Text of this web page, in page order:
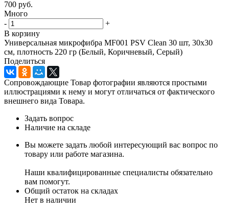
700 руб.
Много
-
+
В корзину
Универсальная микрофибра MF001 PSV Clean 30 шт, 30х30
см, плотность 220 гр (Белый, Коричневый, Серый)
Поделиться
Сопровождающие Товар фотографии являются простыми
иллюстрациями к нему и могут отличаться от фактического
внешнего вида Товара.
Задать вопрос
Наличие на складе
Вы можете задать любой интересующий вас вопрос по
товару или работе магазина.
Наши квалифицированные специалисты обязательно
вам помогут.
Общий остаток на складах
Нет в наличии